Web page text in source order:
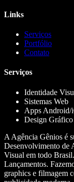
Links
Serviços
Portfólio
Contato
Serviços
Identidade
Sistemas Web
Apps Android/
Design Gráfico
A Agência Gênios é
Desenvolvimento de
Visual em todo
Lançamentos.
graphics e filmagem